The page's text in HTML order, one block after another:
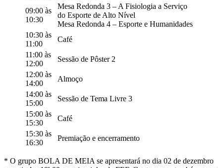
09:00 às
10:30
Mesa Redonda 3 – A Fisiologia a Serviço
do Esporte de Alto Nível
Mesa Redonda 4 – Esporte e Humanidades
10:30 às
11:00
Café
11:00 às
12:00
Sessão de Pôster 2
12:00 às
14:00
Almoço
14:00 às
15:00
Sessão de Tema Livre 3
15:00 às
15:30
Café
15:30 às
16:30
Premiação e encerramento
* O grupo BOLA DE MEIA se apresentará no dia 02 de dezembro